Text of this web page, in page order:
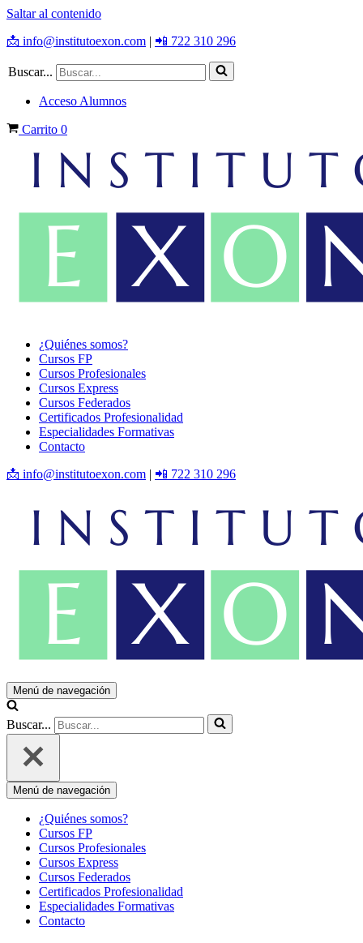
Saltar al contenido
📩 info@institutoexon.com | 📲 722 310 296
Buscar...
Acceso Alumnos
Carrito 0
¿Quiénes somos?
Cursos FP
Cursos Profesionales
Cursos Express
Cursos Federados
Certificados Profesionalidad
Especialidades Formativas
Contacto
📩 info@institutoexon.com | 📲 722 310 296
Menú de navegación
Buscar...
Menú de navegación
¿Quiénes somos?
Cursos FP
Cursos Profesionales
Cursos Express
Cursos Federados
Certificados Profesionalidad
Especialidades Formativas
Contacto